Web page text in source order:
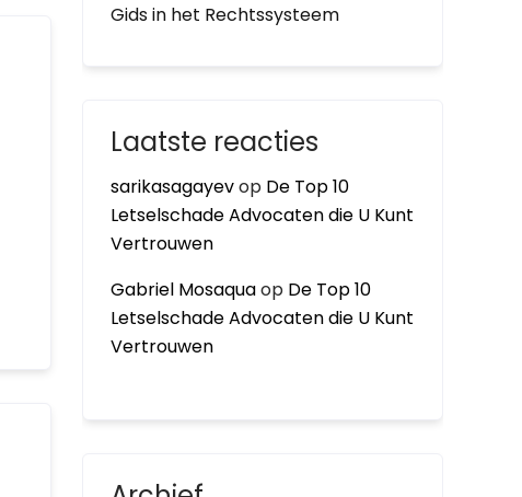
Gids in het Rechtssysteem
Laatste reacties
sarikasagayevop De Top 10
Letselschade Advocaten die U Kunt
Vertrouwen
Gabriel Mosaquaop De Top 10
Letselschade Advocaten die U Kunt
Vertrouwen